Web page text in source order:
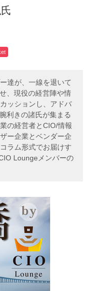
達が、一線を退いて
、現役の経営陣や情
ッションし、アドバ
利きの諸氏が集まる
の経営者とCIO/情報
ー企業とベンダー企
ラム形式でお届けす
Loungeメンバーの